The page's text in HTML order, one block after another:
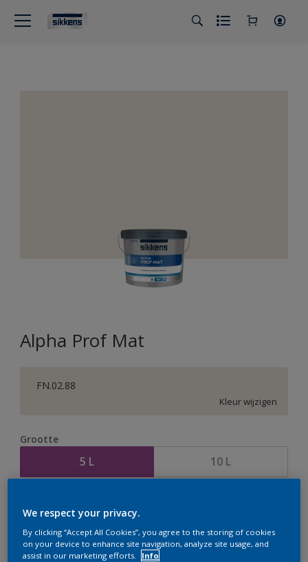
Alpha Prof Mat
FN.02.88
Kleur wijzigen
Grootte
5 L 10 L
Bereken
We respect your privacy.
By clicking “Accept All Cookies”, you agree to the storing of cookies
on your device to enhance site navigation, analyze site usage, and
assist in our marketing efforts.
Info